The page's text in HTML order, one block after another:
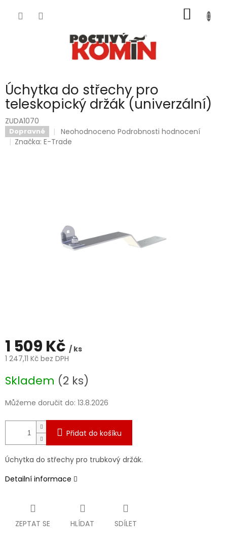
KOŠÍK
Úchytka do střechy pro
teleskopický držák (univerzální)
ZUDA1070
Dopravné
Průměrné
hodnocení
Neohodnoceno Podrobnosti hodnocení
Značka:E-Trade
1 509 Kč / ks
1 247,11 Kč bez DPH
cena:
Skladem (2 ks)
Můžeme doručit do: 13.8.2026
Přidat do košíku
Úchytka do střechy pro trubkový držák.
Detailní informace
ZEPTAT SE HLÍDAT SDÍLET